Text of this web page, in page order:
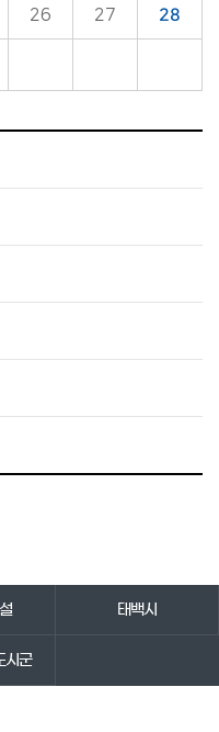
26 27 28
태백시
시군